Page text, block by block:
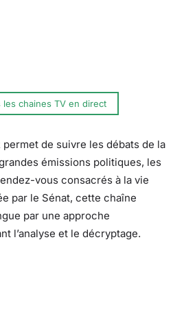
les chaines TV en direct
permet de suivre les débats de la
émissions politiques, les
vous consacrés à la vie
par le Sénat, cette chaîne
par une approche
l’analyse et le décryptage.